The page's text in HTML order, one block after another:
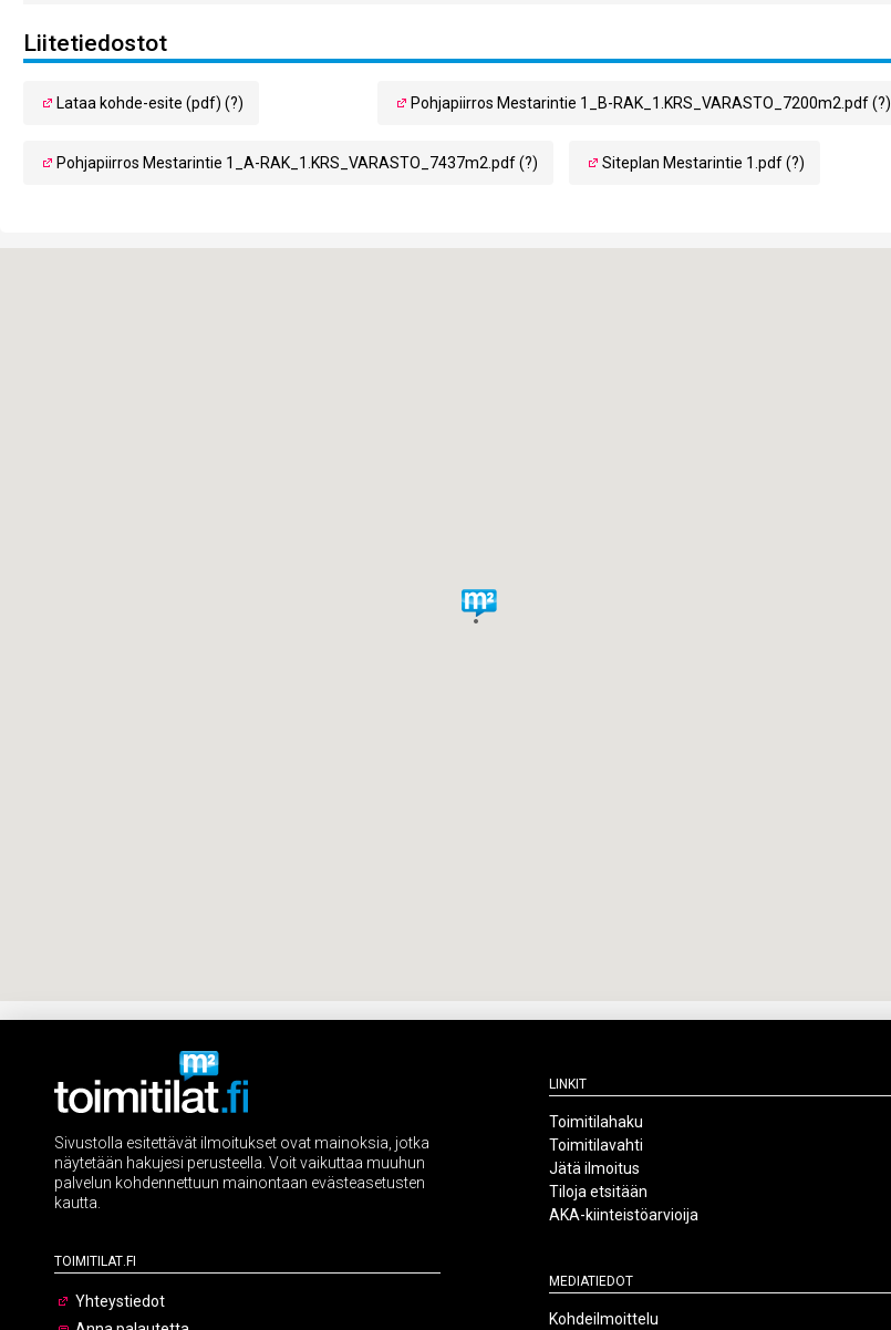
Liitetiedostot
Lataa kohde-esite (pdf) (?) Pohjapiirros Mestarintie 1_B-RAK_1.KRS_VARASTO_7200m2.pdf (?)
Pohjapiirros Mestarintie 1_A-RAK_1.KRS_VARASTO_7437m2.pdf (?) Siteplan Mestarintie 1.pdf (?)
Sivustolla esitettävät ilmoitukset ovat mainoksia, jotka
näytetään hakujesi perusteella. Voit vaikuttaa muuhun
palvelun kohdennettuun mainontaan evästeasetusten
kautta.
Toimitilat.fi
Yhteystiedot
Linkit
Toimitilahaku
Toimitilavahti
Jätä ilmoitus
Tiloja etsitään
AKA-kiinteistöarvioija
Mediatiedot
Kohdeilmoittelu